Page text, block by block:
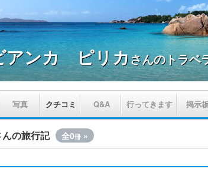
アンカ ピリカさんのトラベ
写真 クチコミ Q&A 行ってきます 掲示板
の旅行記 全0冊 »